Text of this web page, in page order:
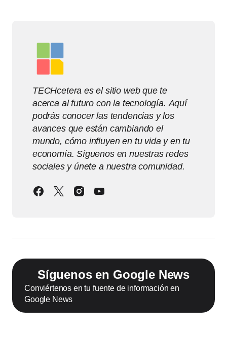
TECHcetera es el sitio web que te
acerca al futuro con la tecnología. Aquí
podrás conocer las tendencias y los
avances que están cambiando el
mundo, cómo influyen en tu vida y en tu
economía. Síguenos en nuestras redes
sociales y únete a nuestra comunidad.
Síguenos en Google News
Conviértenos en tu fuente de información en
Google News